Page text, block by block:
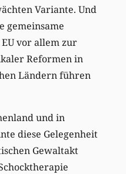
Variante. Und
gemeinsame
vor allem zur
Reformen in
Ländern führen
und in
diese Gelegenheit
Gewaltakt